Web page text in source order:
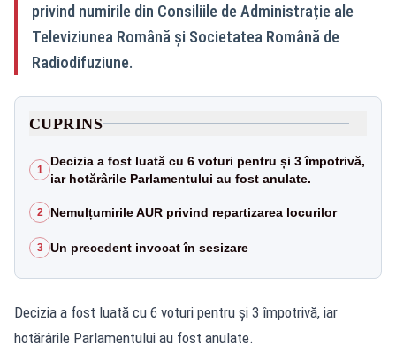
privind numirile din Consiliile de Administrație ale
Televiziunea Română și Societatea Română de
Radiodifuziune.
CUPRINS
1
Decizia a fost luată cu 6 voturi pentru și 3 împotrivă,
iar hotărârile Parlamentului au fost anulate.
2 Nemulțumirile AUR privind repartizarea locurilor
3 Un precedent invocat în sesizare
Decizia a fost luată cu 6 voturi pentru și 3 împotrivă, iar
hotărârile Parlamentului au fost anulate.